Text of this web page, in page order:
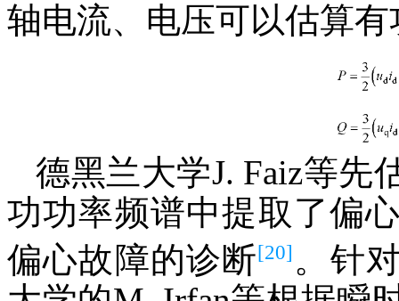
轴电流、电压可以估算有
德黑兰大学J. Faiz等先
功功率频谱中提取了偏
偏心故障的诊断[20] 。针